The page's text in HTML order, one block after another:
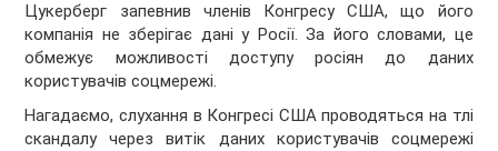
Цукерберг запевнив членів Конгресу США, що його
компанія не зберігає дані у Росії. За його словами, це
обмежує можливості доступу росіян до даних
користувачів соцмережі.
Нагадаємо, слухання в Конгресі США проводяться на тлі
скандалу через витік даних користувачів соцмережі